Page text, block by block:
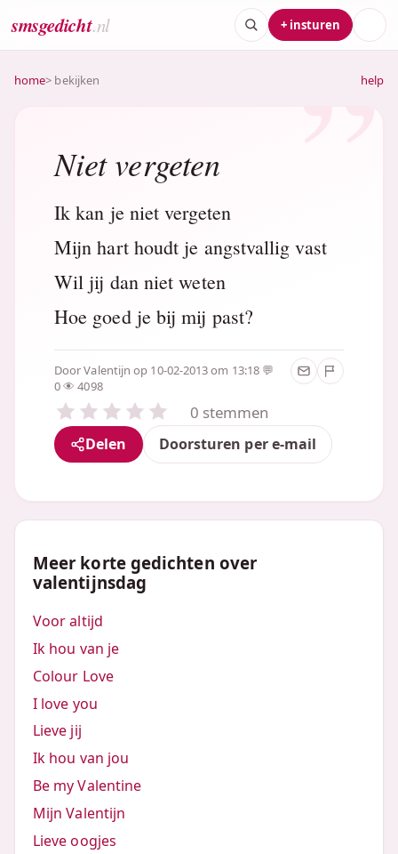
smsgedicht.nl + insturen
home> bekijken help
Niet vergeten
Ik kan je niet vergeten
Mijn hart houdt je angstvallig vast
Wil jij dan niet weten
Hoe goed je bij mij past?
DoorValentijn op 10-02-2013 om 13:18
0
4098
0 stemmen
Delen Doorsturen per e-mail
Meer korte gedichten over
valentijnsdag
Voor altijd
Ik hou van je
Colour Love
I love you
Lieve jij
Ik hou van jou
Be my Valentine
Mijn Valentijn
Lieve oogjes